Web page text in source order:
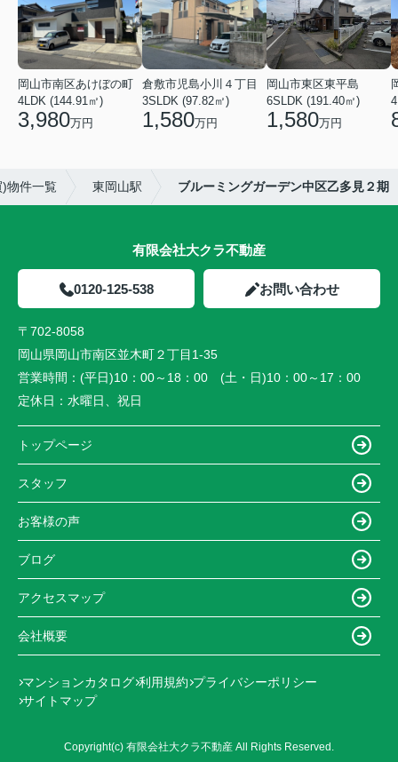
岡山市南区あけぼの町
4LDK (144.91㎡)
3,980万円
倉敷市児島小川４丁目
3SLDK (97.82㎡)
1,580万円
岡山市東区東平島
6SLDK (191.40㎡)
1,580万円
物件一覧 東岡山駅 ブルーミングガーデン中区乙多見２期
有限会社大クラ不動産
0120-125-538 お問い合わせ
〒702-8058
岡山県岡山市南区並木町２丁目1-35
営業時間： (平日)10：00～18：00 (土・日)10：00～17：00
定休日： 水曜日、祝日
トップページ
スタッフ
お客様の声
ブログ
アクセスマップ
会社概要
マンションカタログ 利用規約 プライバシーポリシー
サイトマップ
Copyright(c) 有限会社大クラ不動産 All Rights Reserved.